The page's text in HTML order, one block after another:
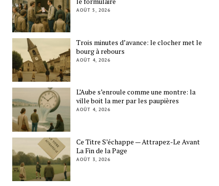
AOÛT 5, 2026
Trois minutes d’avance: le clocher met le
bourg à rebours
AOÛT 4, 2026
L’Aube s’enroule comme une montre: la
ville boit la mer par les paupières
AOÛT 4, 2026
Ce Titre S’échappe — Attrapez-Le Avant
La Fin de la Page
AOÛT 3, 2026